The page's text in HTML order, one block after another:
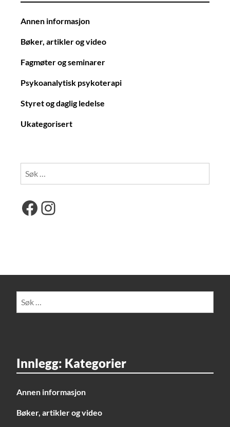
Annen informasjon
Bøker, artikler og video
Fagmøter og seminarer
Psykoanalytisk psykoterapi
Styret og daglig ledelse
Ukategorisert
etter:
Facebook
Instagram
etter:
Innlegg: Kategorier
Annen informasjon
Bøker, artikler og video